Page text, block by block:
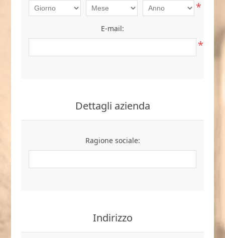
*
E-mail:
*
Dettagli azienda
Ragione sociale:
Indirizzo